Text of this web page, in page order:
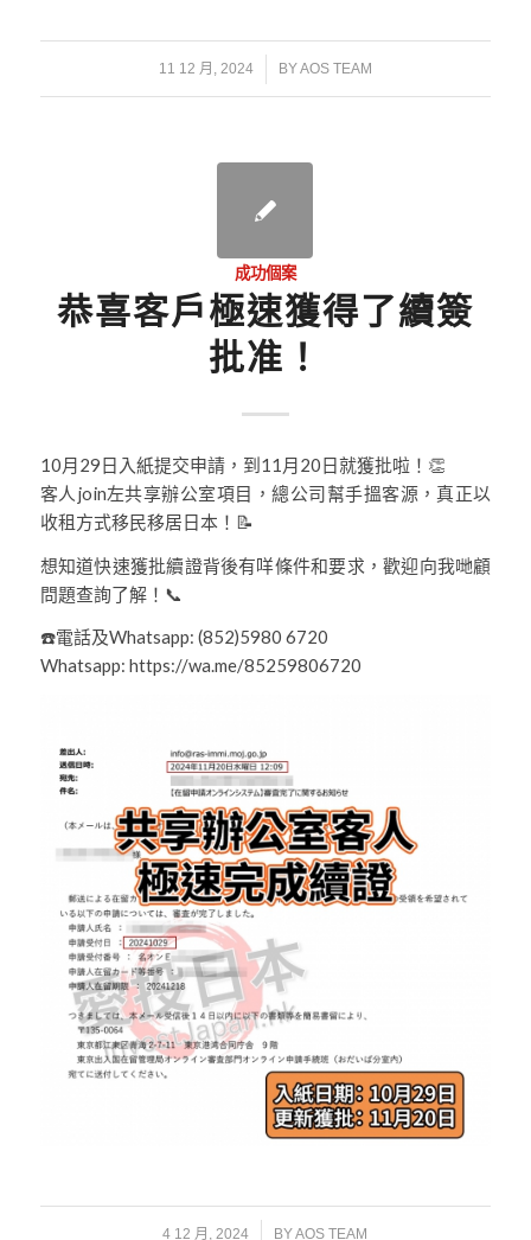
11 12 月, 2024
/ BYAOS TEAM
成功個案
恭喜客戶極速獲得了續簽
批准！
10月29日入紙提交申請，到11月20日就獲批啦！👏
客人join左共享辦公室項目，總公司幫手搵客源，真正以
收租方式移民移居日本！📝
想知道快速獲批續證背後有咩條件和要求，歡迎向我哋顧
問題查詢了解！📞
☎️電話及Whatsapp: (852)5980 6720
Whatsapp: https://wa.me/85259806720
4 12 月, 2024
/ BYAOS TEAM